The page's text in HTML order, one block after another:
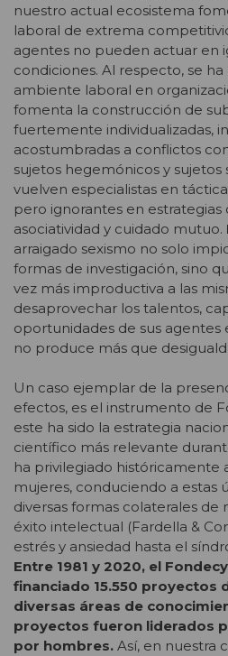
nuestro actual ecosistema
laboral de extrema
agentes no pueden actuar en
condiciones. Al respecto, se
ambiente laboral en
fomenta la construcción de
fuertemente individualizadas,
acostumbradas a conflictos
sujetos hegemónicos y sujetos
vuelven especialistas en
pero ignorantes en
asociatividad y cuidado mutuo.
arraigado sexismo no solo
formas de investigación, sino
vez más improductiva a las
desaprovechar los talentos,
oportunidades de sus agentes
no produce más que
Un caso ejemplar de la
efectos, es el instrumento de
este ha sido la estrategia
científico más relevante
ha privilegiado históricamente
mujeres, conduciendo a estas
diversas formas colaterales de
éxito intelectual (Fardella &
estrés y ansiedad hasta el
Entre 1981 y 2020, el
financiado 15.550 proyectos
diversas áreas de
proyectos fueron liderados
por hombres. Así, en nuestra